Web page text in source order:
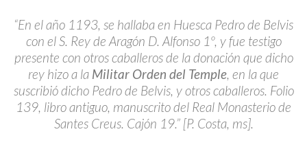
“En el año 1193, se hallaba en Huesca Pedro de Belvis
con el S. Rey de Aragón D. Alfonso 1º, y fue testigo
presente con otros caballeros de la donación que dicho
rey hizo a la Militar Orden del Temple, en la que
suscribió dicho Pedro de Belvis, y otros caballeros. Folio
139, libro antiguo, manuscrito del Real Monasterio de
Santes Creus. Cajón 19.” [P. Costa, ms].